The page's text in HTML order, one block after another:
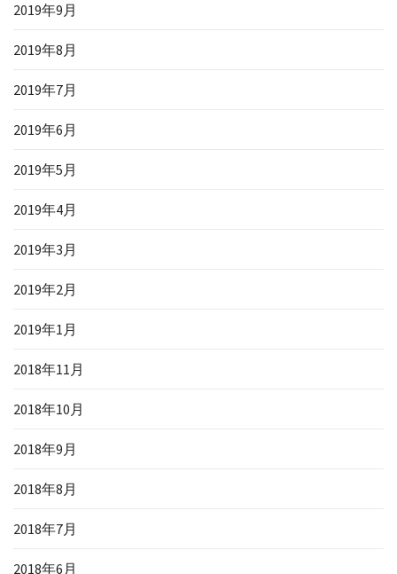
2019年9月
2019年8月
2019年7月
2019年6月
2019年5月
2019年4月
2019年3月
2019年2月
2019年1月
2018年11月
2018年10月
2018年9月
2018年8月
2018年7月
2018年6月